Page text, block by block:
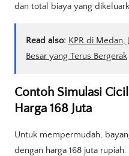
dan total biaya yang
Read also: KPR di Medan,
Besar yang Terus Bergerak
Contoh Simulasi
Harga 168 Juta
Untuk mempermudah,
dengan harga 168 juta